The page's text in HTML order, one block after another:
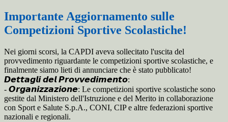
Importante Aggiornamento sulle
Competizioni Sportive Scolastiche!
Nei giorni scorsi, la CAPDI aveva sollecitato l'uscita del
provvedimento riguardante le competizioni sportive scolastiche, e
finalmente siamo lieti di annunciare che è stato pubblicato!
𝘿𝙚𝙩𝙩𝙖𝙜𝙡𝙞 𝙙𝙚𝙡 𝙋𝙧𝙤𝙫𝙫𝙚𝙙𝙞𝙢𝙚𝙣𝙩𝙤:
- 𝙊𝙧𝙜𝙖𝙣𝙞𝙯𝙯𝙖𝙯𝙞𝙤𝙣𝙚: Le competizioni sportive scolastiche sono
gestite dal Ministero dell'Istruzione e del Merito in collaborazione
con Sport e Salute S.p.A., CONI, CIP e altre federazioni sportive
nazionali e regionali.